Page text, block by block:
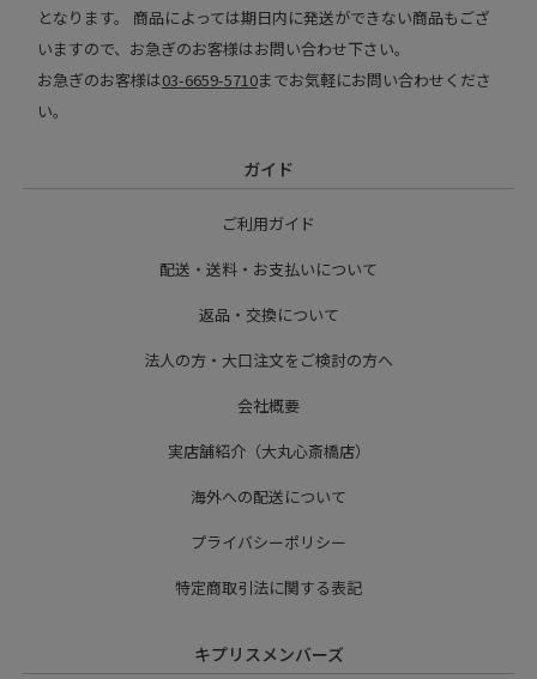
となります。 商品によっては期日内に発送ができない商品もござ
いますので、お急ぎのお客様はお問い合わせ下さい。
お急ぎのお客様は03-6659-5710までお気軽にお問い合わせくださ
い。
ガイド
ご利用ガイド
配送・送料・お支払いについて
返品・交換について
法人の方・大口注文をご検討の方へ
会社概要
実店舗紹介（大丸心斎橋店）
海外への配送について
プライバシーポリシー
特定商取引法に関する表記
キプリスメンバーズ